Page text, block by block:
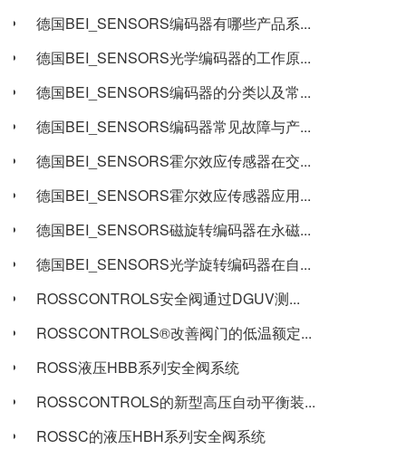
德国BEI_SENSORS编码器有哪些产品系...
德国BEI_SENSORS光学编码器的工作原...
德国BEI_SENSORS编码器的分类以及常...
德国BEI_SENSORS编码器常见故障与产...
德国BEI_SENSORS霍尔效应传感器在交...
德国BEI_SENSORS霍尔效应传感器应用...
德国BEI_SENSORS磁旋转编码器在永磁...
德国BEI_SENSORS光学旋转编码器在自...
ROSSCONTROLS安全阀通过DGUV测...
ROSSCONTROLS®改善阀门的低温额定...
ROSS液压HBB系列安全阀系统
ROSSCONTROLS的新型高压自动平衡装...
ROSSC的液压HBH系列安全阀系统